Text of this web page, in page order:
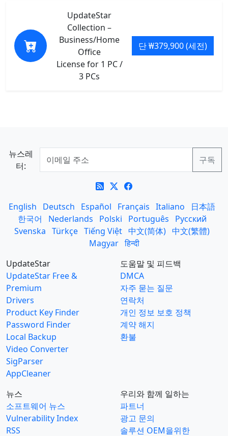
UpdateStar
Collection –
Business/Home
Office
License for 1 PC /
3 PCs
단 ₩379,900 (세전)
뉴스레
터:
English Deutsch Español Français Italiano
日本語
한국어
Nederlands Polski Português
Русский
Svenska Türkçe Tiếng Việt 中文(简体) 中文(繁體)
Magyar हिन्दी
UpdateStar
UpdateStar Free &
Premium
Drivers
Product Key Finder
Password Finder
Local Backup
Video Converter
SigParser
AppCleaner
도움말 및 피드백
DMCA
자주 묻는 질문
연락처
개인 정보 보호 정책
계약 해지
환불
뉴스
소프트웨어 뉴스
Vulnerability Index
RSS
우리와 함께 일하는
파트너
광고 문의
솔루션 OEM을위한